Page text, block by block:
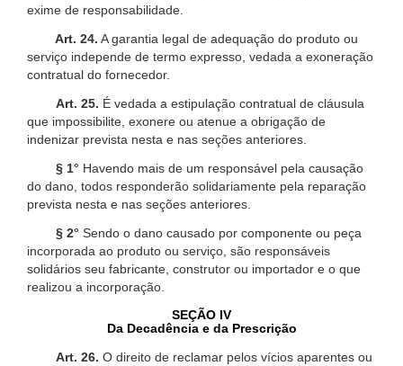
exime de responsabilidade.
Art. 24. A garantia legal de adequação do produto ou
serviço independe de termo expresso, vedada a exoneração
contratual do fornecedor.
Art. 25. É vedada a estipulação contratual de cláusula
que impossibilite, exonere ou atenue a obrigação de
indenizar prevista nesta e nas seções anteriores.
§ 1° Havendo mais de um responsável pela causação
do dano, todos responderão solidariamente pela reparação
prevista nesta e nas seções anteriores.
§ 2° Sendo o dano causado por componente ou peça
incorporada ao produto ou serviço, são responsáveis
solidários seu fabricante, construtor ou importador e o que
realizou a incorporação.
SEÇÃO IV
Da Decadência e da Prescrição
Art. 26. O direito de reclamar pelos vícios aparentes ou